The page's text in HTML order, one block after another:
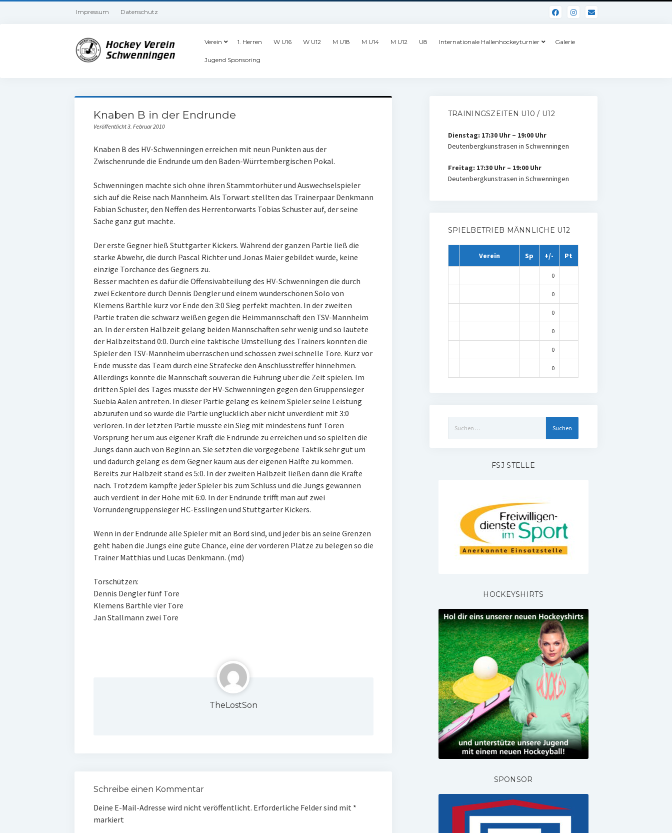
Impressum Datenschutz
Verein 1. Herren W U16 W U12 M U18 M U14 M U12 U8 Internationale Hallenhockeyturnier Galerie
Jugend Sponsoring
Knaben B in der Endrunde
Veröffentlicht 3. Februar 2010
Knaben B des HV-Schwenningen erreichen mit neun Punkten aus der
Zwischenrunde die Endrunde um den Baden-Würrtembergischen Pokal.
Schwenningen machte sich ohne ihren Stammtorhüter und Auswechselspieler
sich auf die Reise nach Mannheim. Als Torwart stellten das Trainerpaar Denkmann
Fabian Schuster, den Neffen des Herrentorwarts Tobias Schuster auf, der seine
Sache ganz gut machte.
Der erste Gegner hieß Stuttgarter Kickers. Während der ganzen Partie ließ die
starke Abwehr, die durch Pascal Richter und Jonas Maier gebildet wurde, keine
einzige Torchance des Gegners zu.
Besser machten es dafür die Offensivabteilung des HV-Schwenningen die durch
zwei Eckentore durch Dennis Dengler und einem wunderschönen Solo von
Klemens Barthle kurz vor Ende den 3:0 Sieg perfekt machten. In der zweiten
Partie traten die schwarz weißen gegen die Heimmannschaft den TSV-Mannheim
an. In der ersten Halbzeit gelang beiden Mannschaften sehr wenig und so lautete
der Halbzeitstand 0:0. Durch eine taktische Umstellung des Trainers konnten die
Spieler den TSV-Mannheim überraschen und schossen zwei schnelle Tore. Kurz vor
Ende musste das Team durch eine Strafecke den Anschlusstreffer hinnehmen.
Allerdings konnte die Mannschaft souverän die Führung über die Zeit spielen. Im
dritten Spiel des Tages musste der HV-Schwenningen gegen den Gruppensieger
Suebia Aalen antreten. In dieser Partie gelang es keinem Spieler seine Leistung
abzurufen und so wurde die Partie unglücklich aber nicht unverdient mit 3:0
verloren. In der letzten Partie musste ein Sieg mit mindestens fünf Toren
Vorsprung her um aus eigener Kraft die Endrunde zu erreichen und so spielten die
Jungs dann auch von Beginn an. Sie setzten die vorgegebene Taktik sehr gut um
und dadurch gelang es dem Gegner kaum aus der eigenen Hälfte zu kommen.
Bereits zur Halbzeit stand es 5:0. In der zweiten Halbzeit ließen dann die Kräfte
nach. Trotzdem kämpfte jeder Spieler bis zum Schluss und die Jungs gewannen
auch verdient in der Höhe mit 6:0. In der Endrunde trifft man auf zwei
Vorrundengruppensieger HC-Esslingen und Stuttgarter Kickers.
Wenn in der Endrunde alle Spieler mit an Bord sind, und jeder bis an seine Grenzen
geht haben die Jungs eine gute Chance, eine der vorderen Plätze zu belegen so die
Trainer Matthias und Lucas Denkmann. (md)
Torschützen:
Dennis Dengler fünf Tore
Klemens Barthle vier Tore
Jan Stallmann zwei Tore
TheLostSon
Schreibe einen Kommentar
Deine E-Mail-Adresse wird nicht veröffentlicht. Erforderliche Felder sind mit *
markiert
TRAININGSZEITEN U10 / U12
Dienstag: 17:30 Uhr – 19:00 Uhr
Deutenbergkunstrasen in Schwenningen
Freitag: 17:30 Uhr – 19:00 Uhr
Deutenbergkunstrasen in Schwenningen
SPIELBETRIEB MÄNNLICHE U12
Verein Sp +/- Pt
0
0
0
0
0
0
nach:
FSJ STELLE
HOCKEYSHIRTS
SPONSOR